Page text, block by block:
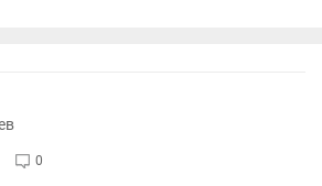
0